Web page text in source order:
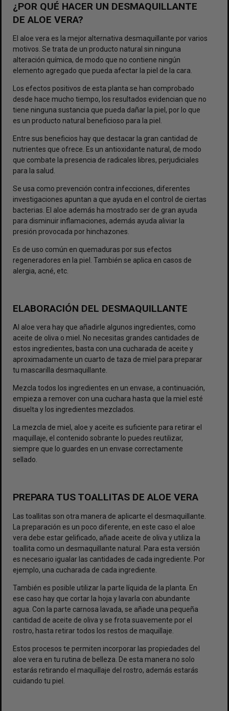
¿POR QUÉ HACER UN DESMAQUILLANTE
DE ALOE VERA?
El aloe vera es la mejor alternativa desmaquillante por varios
motivos. Se trata de un producto natural sin ninguna
alteración química, de modo que no contiene ningún
elemento agregado que pueda afectar la piel de la cara.
Los efectos positivos de esta planta se han comprobado
desde hace mucho tiempo, los resultados evidencian que no
tiene ninguna sustancia que pueda dañar la piel, por lo que
es un producto natural beneficioso para la piel.
Entre sus beneficios hay que destacar la gran cantidad de
nutrientes que ofrece. Es un antioxidante natural, de modo
que combate la presencia de radicales libres, perjudiciales
para la salud.
Se usa como prevención contra infecciones, diferentes
investigaciones apuntan a que ayuda en el control de ciertas
bacterias. El aloe además ha mostrado ser de gran ayuda
para disminuir inflamaciones, además ayuda aliviar la
presión provocada por hinchazones.
Es de uso común en quemaduras por sus efectos
regeneradores en la piel. También se aplica en casos de
alergia, acné, etc.
ELABORACIÓN DEL DESMAQUILLANTE
Al aloe vera hay que añadirle algunos ingredientes, como
aceite de oliva o miel. No necesitas grandes cantidades de
estos ingredientes, basta con una cucharada de aceite y
aproximadamente un cuarto de taza de miel para preparar
tu mascarilla desmaquillante.
Mezcla todos los ingredientes en un envase, a continuación,
empieza a remover con una cuchara hasta que la miel esté
disuelta y los ingredientes mezclados.
La mezcla de miel, aloe y aceite es suficiente para retirar el
maquillaje, el contenido sobrante lo puedes reutilizar,
siempre que lo guardes en un envase correctamente
sellado.
PREPARA TUS TOALLITAS DE ALOE VERA
Las toallitas son otra manera de aplicarte el desmaquillante.
La preparación es un poco diferente, en este caso el aloe
vera debe estar gelificado, añade aceite de oliva y utiliza la
toallita como un desmaquillante natural. Para esta versión
es necesario igualar las cantidades de cada ingrediente. Por
ejemplo, una cucharada de cada ingrediente.
También es posible utilizar la parte líquida de la planta. En
ese caso hay que cortar la hoja y lavarla con abundante
agua. Con la parte carnosa lavada, se añade una pequeña
cantidad de aceite de oliva y se frota suavemente por el
rostro, hasta retirar todos los restos de maquillaje.
Estos procesos te permiten incorporar las propiedades del
aloe vera en tu rutina de belleza. De esta manera no solo
estarás retirando el maquillaje del rostro, además estarás
cuidando tu piel.